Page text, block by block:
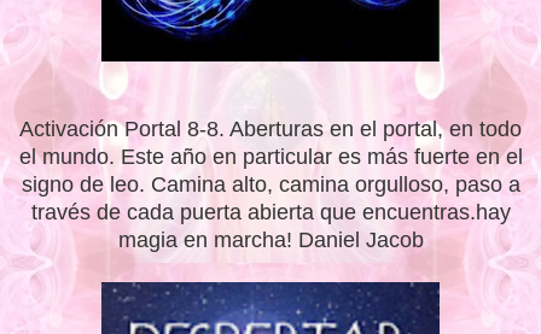
Activación Portal 8-8. Aberturas en el portal, en todo
el mundo. Este año en particular es más fuerte en el
signo de leo. Camina alto, camina orgulloso, paso a
través de cada puerta abierta que encuentras.hay
magia en marcha! Daniel Jacob